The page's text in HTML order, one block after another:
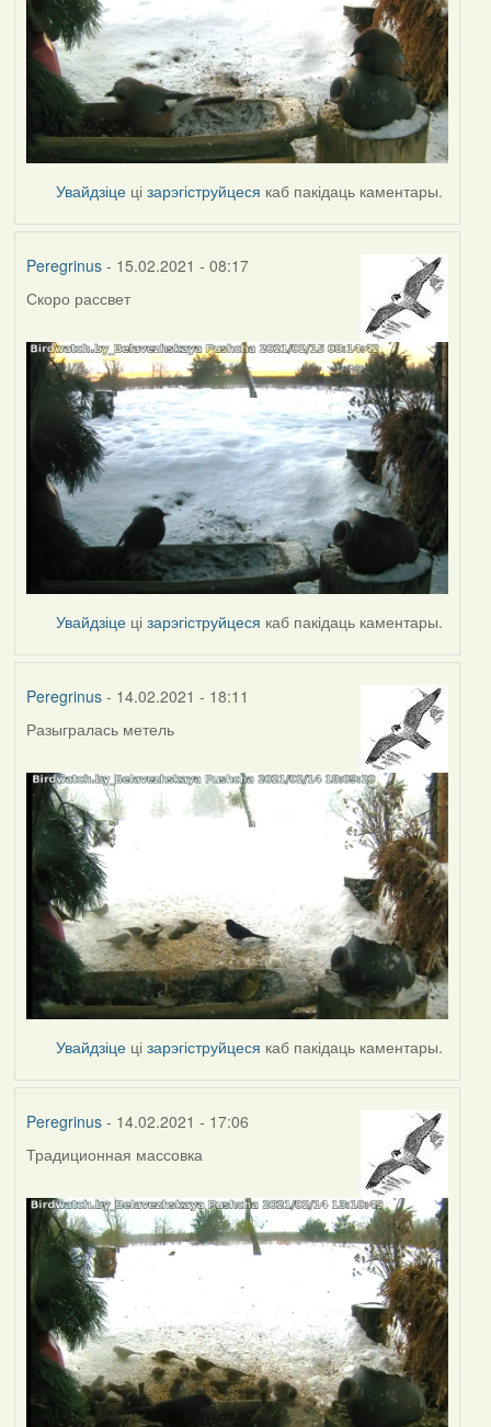
Увайдзіце цізарэгіструйцеся каб пакідаць каментары.
Peregrinus- 15.02.2021 - 08:17
Скоро рассвет
Увайдзіце цізарэгіструйцеся каб пакідаць каментары.
Peregrinus- 14.02.2021 - 18:11
Разыгралась метель
Увайдзіце цізарэгіструйцеся каб пакідаць каментары.
Peregrinus- 14.02.2021 - 17:06
Традиционная массовка